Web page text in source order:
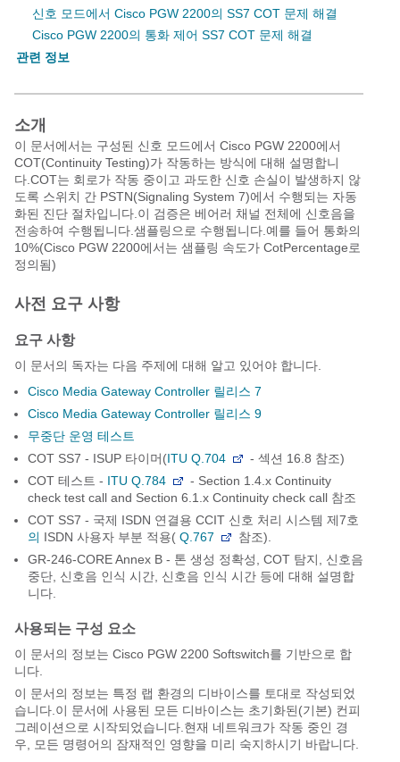
신호 모드에서 Cisco PGW 2200의 SS7 COT 문제 해결
Cisco PGW 2200의 통화 제어 SS7 COT 문제 해결
관련 정보
소개
이 문서에서는 구성된 신호 모드에서 Cisco PGW 2200에서
COT(Continuity Testing)가 작동하는 방식에 대해 설명합니
다.COT는 회로가 작동 중이고 과도한 신호 손실이 발생하지 않
도록 스위치 간 PSTN(Signaling System 7)에서 수행되는 자동
화된 진단 절차입니다.이 검증은 베어러 채널 전체에 신호음을
전송하여 수행됩니다.샘플링으로 수행됩니다.예를 들어 통화의
10%(Cisco PGW 2200에서는 샘플링 속도가 CotPercentage로
정의됨)
사전 요구 사항
요구 사항
이 문서의 독자는 다음 주제에 대해 알고 있어야 합니다.
Cisco Media Gateway Controller 릴리스 7
Cisco Media Gateway Controller 릴리스 9
무중단 운영 테스트
COT SS7 - ISUP 타이머(ITU Q.704
- 섹션 16.8 참조)
COT 테스트 - ITU Q.784
- Section 1.4.x Continuity
check test call and Section 6.1.x Continuity check call 참조
COT SS7 - 국제 ISDN 연결용 CCIT 신호 처리 시스템 제7호
의 ISDN 사용자 부분 적용( Q.767
참조).
GR-246-CORE Annex B - 톤 생성 정확성, COT 탐지, 신호음
중단, 신호음 인식 시간, 신호음 인식 시간 등에 대해 설명합
니다.
사용되는 구성 요소
이 문서의 정보는 Cisco PGW 2200 Softswitch를 기반으로 합
니다.
이 문서의 정보는 특정 랩 환경의 디바이스를 토대로 작성되었
습니다.이 문서에 사용된 모든 디바이스는 초기화된(기본) 컨피
그레이션으로 시작되었습니다.현재 네트워크가 작동 중인 경
우, 모든 명령어의 잠재적인 영향을 미리 숙지하시기 바랍니다.